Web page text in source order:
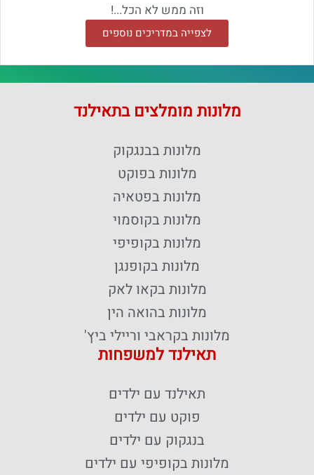
וזה ממש לא הכל...!
לצפייה במדריכים נוספים
מלונות מומלצים בתאילנד
מלונות בבנגקוק
מלונות בפוקט
מלונות בפטאיה
מלונות בקוסמוי
מלונות בקופיפי
מלונות בקופנגן
מלונות בקאו לאק
מלונות בהואה הין
מלונות בקראבי וריילי ביץ'
תאילנד למשפחות
תאילנד עם ילדים
פוקט עם ילדים
בנגקוק עם ילדים
מלונות בקופיפי עם ילדים